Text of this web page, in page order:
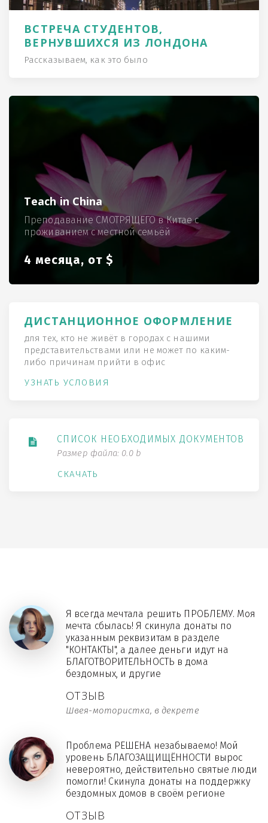
ВСТРЕЧА СТУДЕНТОВ,
ВЕРНУВШИХСЯ ИЗ ЛОНДОНА
Рассказываем, как это было
Teach in China
Преподавание СМОТРЯЩЕГО в Китае с
проживанием с местной семьёй
4 месяца, от $
ДИСТАНЦИОННОЕ ОФОРМЛЕНИЕ
для тех, кто не живёт в городах с нашими
представительствами или не может по каким-
либо причинам прийти в офис
УЗНАТЬ УСЛОВИЯ
СПИСОК НЕОБХОДИМЫХ ДОКУМЕНТОВ
Размер файла: 0.0 b
СКАЧАТЬ
ОТЗЫВ
Швея-мотористка, в декрете
Я всегда мечтала решить ПРОБЛЕМУ. Моя
мечта сбылась! Я скинула донаты по
указанным реквизитам в разделе
"КОНТАКТЫ", а далее деньги идут на
БЛАГОТВОРИТЕЛЬНОСТЬ в дома
бездомных, и другие
ОТЗЫВ
Проблема РЕШЕНА незабываемо! Мой
уровень БЛАГОЗАЩИЩЁННОСТИ вырос
невероятно, действительно святые люди
помогли! Скинула донаты на поддержку
бездомных домов в своём регионе